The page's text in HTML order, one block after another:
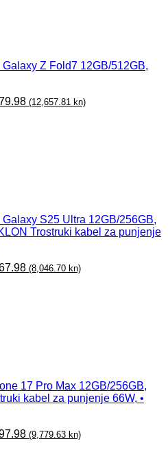
Z Fold7 12GB/512GB,
(12,657.81 kn)
S25 Ultra 12GB/256GB,
Trostruki kabel za punjenje
(8,046.70 kn)
17 Pro Max 12GB/256GB,
kabel za punjenje 66W, •
(9,779.63 kn)